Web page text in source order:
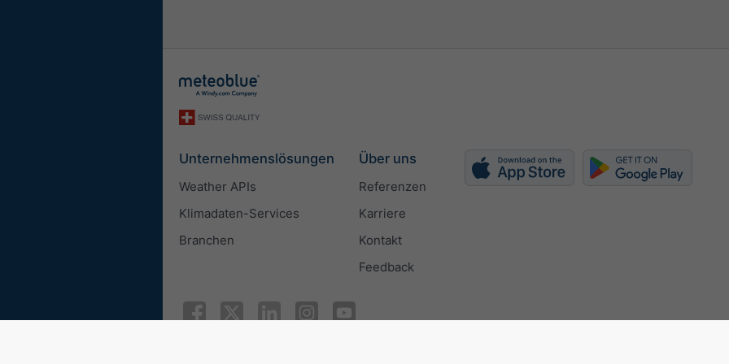
Unternehmenslösungen
Weather APIs
Klimadaten-Services
Branchen
Über uns
Referenzen
Karriere
Kontakt
Feedback